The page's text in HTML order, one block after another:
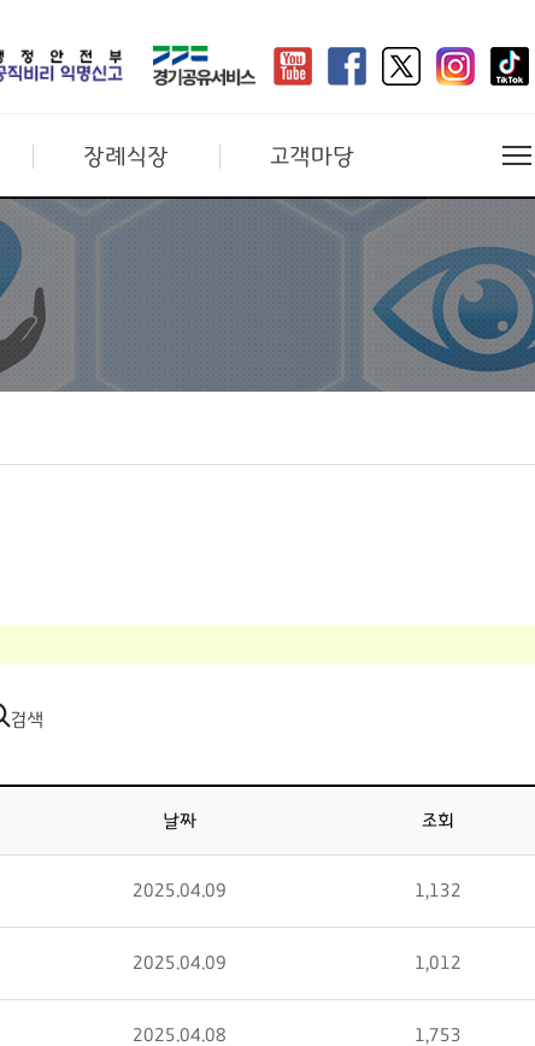
장례식장 고객마당
검색
날짜 조회
2025.04.09 1,132
2025.04.09 1,012
2025.04.08 1,753